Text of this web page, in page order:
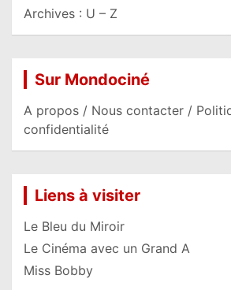
Archives : U – Z
Sur Mondociné
A propos / Nous contacter /
confidentialité
Liens à visiter
Le Bleu du Miroir
Le Cinéma avec un Grand A
Miss Bobby